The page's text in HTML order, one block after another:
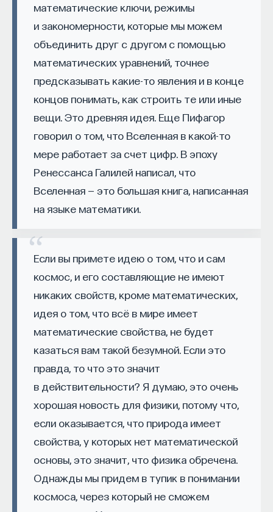
математические ключи, режимы
и закономерности, которые мы можем
объединить друг с другом с помощью
математических уравнений, точнее
предсказывать какие-то явления и в конце
концов понимать, как строить те или иные
вещи. Это древняя идея. Еще Пифагор
говорил о том, что Вселенная в какой-то
мере работает за счет цифр. В эпоху
Ренессанса Галилей написал, что
Вселенная — это большая книга, написанная
на языке математики.
Если вы примете идею о том, что и сам
космос, и его составляющие не имеют
никаких свойств, кроме математических,
идея о том, что всё в мире имеет
математические свойства, не будет
казаться вам такой безумной. Если это
правда, то что это значит
в действительности? Я думаю, это очень
хорошая новость для физики, потому что,
если оказывается, что природа имеет
свойства, у которых нет математической
основы, это значит, что физика обречена.
Однажды мы придем в тупик в понимании
космоса, через который не сможем
650 публикаций
МЕДИЦИНА СОН СОМНОЛОГИЯ
ЖУРНАЛ НАУКА СНА
КУРС
Наука сна: как управлять
своим сном
СОХРАНИТЬ КУРС
Внеси свой вклад в дело
просвещения!